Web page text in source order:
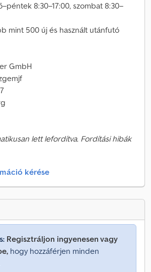
8:30–17:00, szombat 8:30–
mint 500 új és használt utánfutó
GmbH
lett lefordítva. Fordítási hibák
kérése
Regisztráljon ingyenesen vagy
hogy hozzáférjen minden